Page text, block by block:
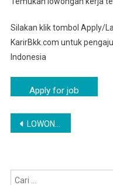
Silakan klik tombol Apply/
KarirBkk.com untuk
Indonesia
Navigasi
LOWONGAN PEKERJAAN FRESH GRADUATE PT KAYABA INDONESIA GROBOGAN | LOKER GROBOGAN SMK